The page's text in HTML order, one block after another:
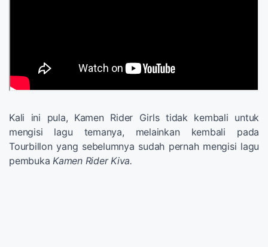
Kali ini pula, Kamen Rider Girls tidak kembali untuk
mengisi lagu temanya, melainkan kembali pada
Tourbillon yang sebelumnya sudah pernah mengisi lagu
pembuka Kamen Rider Kiva.